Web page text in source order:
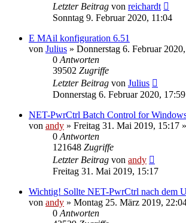
Letzter Beitrag von reichardt
Sonntag 9. Februar 2020, 11:04
E MAil konfiguration 6.51
von Julius » Donnerstag 6. Februar
0 Antworten
39502 Zugriffe
Letzter Beitrag von Julius
Donnerstag 6. Februar 2020, 17:59
NET-PwrCtrl Batch Control for
von andy » Freitag 31. Mai 2019, 15:17
0 Antworten
121648 Zugriffe
Letzter Beitrag von andy
Freitag 31. Mai 2019, 15:17
Wichtig! Sollte NET-PwrCtrl nach dem
von andy » Montag 25. März 2019,
0 Antworten